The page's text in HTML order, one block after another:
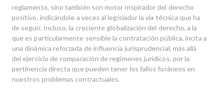
reglamento, sino también son motor inspirador del derecho
positivo, indi­cándole a veces al legislador la vía técnica que ha
de seguir. Incluso, la creciente glo­balización del derecho, a la
que es particularmente sensible la contratación pública, incita a
una dinámica reforzada de influencia jurisprudencial, más allá
del ejercicio de comparación de regímenes jurídicos, por la
pertinencia directa que pueden tener los fallos foráneos en
nuestros problemas contractuales.